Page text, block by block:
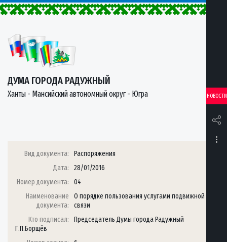
ДУМА ГОРОДА РАДУЖНЫЙ
Ханты - Мансийский автономный округ - Югра НОВОСТИ
Вид документа:
Распоряжения
Дата:
28/01/2016
Номер документа:
04
Наименование
документа:
О порядке пользования услугами подвижной
связи
Кто подписал:
Председатель Думы города Радужный
Г.П.Борщёв